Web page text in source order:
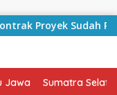
Proyek Sudah
Jawa Sumatra